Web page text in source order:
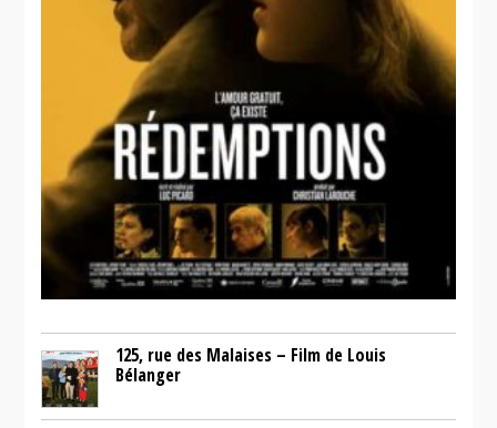
125, rue des Malaises – Film de Louis
Bélanger